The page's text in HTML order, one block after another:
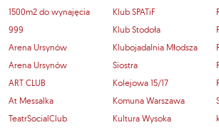
1500m2 do wynajęcia
999
Arena Ursynów
Arena Ursynów
ART CLUB
At Messalka
TeatrSocialClub
Klub SPATiF
Klub Stodoła
Klubojadalnia Młodsza
Siostra
Kolejowa 15/17
Komuna Warszawa
Kultura Wysoka